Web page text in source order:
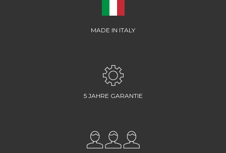
MADE IN ITALY
5 JAHRE GARANTIE